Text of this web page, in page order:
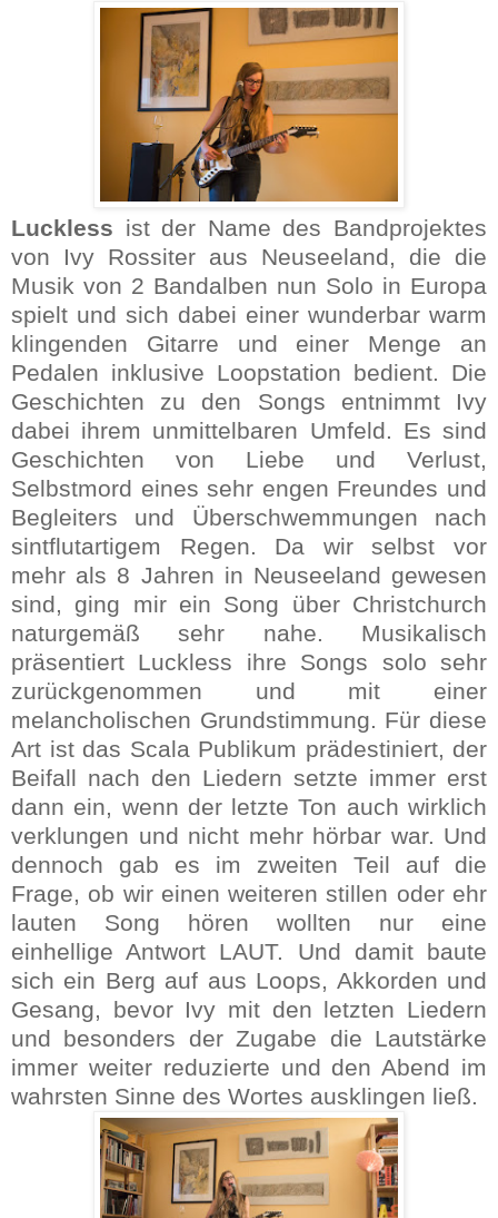
Luckless ist der Name des Bandprojektes
von Ivy Rossiter aus Neuseeland, die die
Musik von 2 Bandalben nun Solo in Europa
spielt und sich dabei einer wunderbar warm
klingenden Gitarre und einer Menge an
Pedalen inklusive Loopstation bedient. Die
Geschichten zu den Songs entnimmt Ivy
dabei ihrem unmittelbaren Umfeld. Es sind
Geschichten von Liebe und Verlust,
Selbstmord eines sehr engen Freundes und
Begleiters und Überschwemmungen nach
sintflutartigem Regen. Da wir selbst vor
mehr als 8 Jahren in Neuseeland gewesen
sind, ging mir ein Song über Christchurch
naturgemäß sehr nahe. Musikalisch
präsentiert Luckless ihre Songs solo sehr
zurückgenommen und mit einer
melancholischen Grundstimmung. Für diese
Art ist das Scala Publikum prädestiniert, der
Beifall nach den Liedern setzte immer erst
dann ein, wenn der letzte Ton auch wirklich
verklungen und nicht mehr hörbar war. Und
dennoch gab es im zweiten Teil auf die
Frage, ob wir einen weiteren stillen oder ehr
lauten Song hören wollten nur eine
einhellige Antwort LAUT. Und damit baute
sich ein Berg auf aus Loops, Akkorden und
Gesang, bevor Ivy mit den letzten Liedern
und besonders der Zugabe die Lautstärke
immer weiter reduzierte und den Abend im
wahrsten Sinne des Wortes ausklingen ließ.